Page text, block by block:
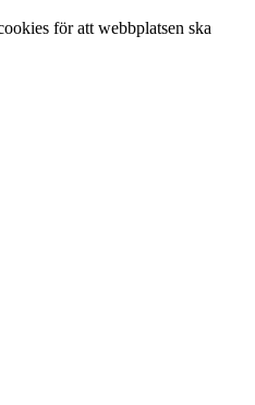
för att webbplatsen ska